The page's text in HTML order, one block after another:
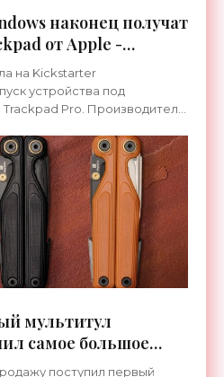
наконец получат
от Apple -
на Kickstarter
устройства под
Pro. Производитель
мультитул
самое большое
истории -
поступил первый